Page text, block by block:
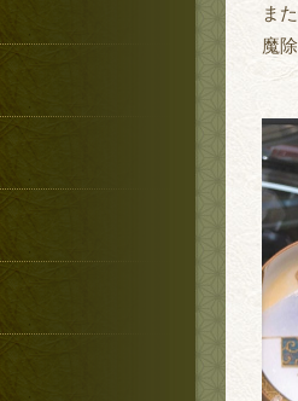
ま
魔